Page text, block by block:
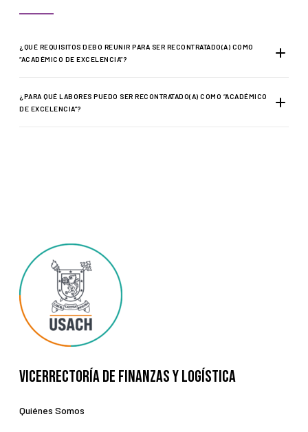
¿QUÉ REQUISITOS DEBO REUNIR PARA SER RECONTRATADO(A) COMO
“ACADÉMICO DE EXCELENCIA”?
¿PARA QUÉ LABORES PUEDO SER RECONTRATADO(A) COMO “ACADÉMICO
DE EXCELENCIA”?
Vicerrectoría de Finanzas y Logística
Quiénes Somos